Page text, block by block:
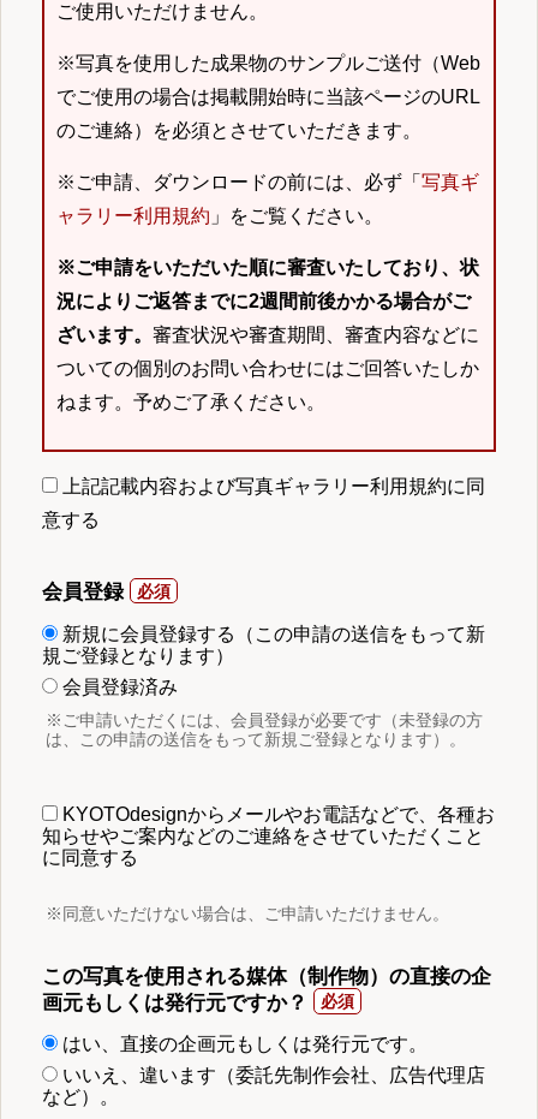
ご使用いただけません。
※写真を使用した成果物のサンプルご送付（Web
でご使用の場合は掲載開始時に当該ページのURL
のご連絡）を必須とさせていただきます。
※ご申請、ダウンロードの前には、必ず「 写真ギ
ャラリー利用規約 」をご覧ください。
※ご申請をいただいた順に審査いたしており、状
況によりご返答までに2週間前後かかる場合がご
ざいます。 審査状況や審査期間、審査内容などに
ついての個別のお問い合わせにはご回答いたしか
ねます。予めご了承ください。
上記記載内容および写真ギャラリー利用規約に同
意する
会員登録
新規に会員登録する（この申請の送信をもって新
規ご登録となります）
会員登録済み
※ご申請いただくには、会員登録が必要です（未登録の方
は、この申請の送信をもって新規ご登録となります）。
KYOTOdesignからメールやお電話などで、各種お
知らせやご案内などのご連絡をさせていただくこと
に同意する
※同意いただけない場合は、ご申請いただけません。
この写真を使用される媒体（制作物）の直接の企
画元もしくは発行元ですか？
はい、直接の企画元もしくは発行元です。
いいえ、違います（委託先制作会社、広告代理店
など）。